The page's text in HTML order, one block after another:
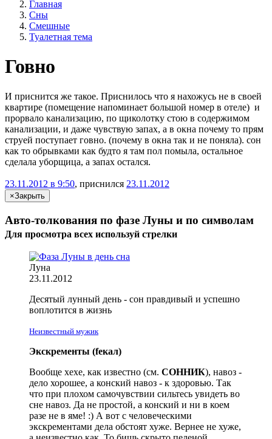
Главная
Сны
Смешные
Туалетная тема
Говно
И приснится же такое. Приснилось что я нахожусь не в своей
квартире (помещение напоминает большой номер в отеле) и
прорвало канализацию, по щиколотку стою в содержимом
канализации, и даже чувствую запах, а в окна почему то прям
струей поступает говно. (почему в окна так и не поняла). сон
как то обрывками как будто я там пол помыла, остальное
сделала уборщица, а запах остался.
23.11.2012 в 9:50, приснился 23.11.2012
×Закрыть
Авто-толкования по фазе Луны и по символам
Для просмотра всех используй стрелки
Луна
23.11.2012
Десятый лунный день - сон правдивый и успешно
воплотится в жизнь
Неизвестный мужик
Экскременты (feкал)
Вообще хехе, как известно (см. СОННИК), навоз -
дело хорошее, а конский навоз - к здоровью. Так
что при плохом самочувствии сильтесь увидеть во
сне навоз. Да не простой, а конский и ни в коем
разе не в яме! :) А вот с человеческими
экскрементами дела обстоят хуже. Вернее не хуже,